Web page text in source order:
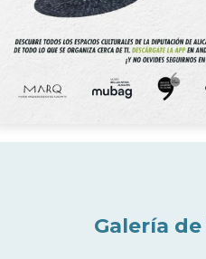
Galería